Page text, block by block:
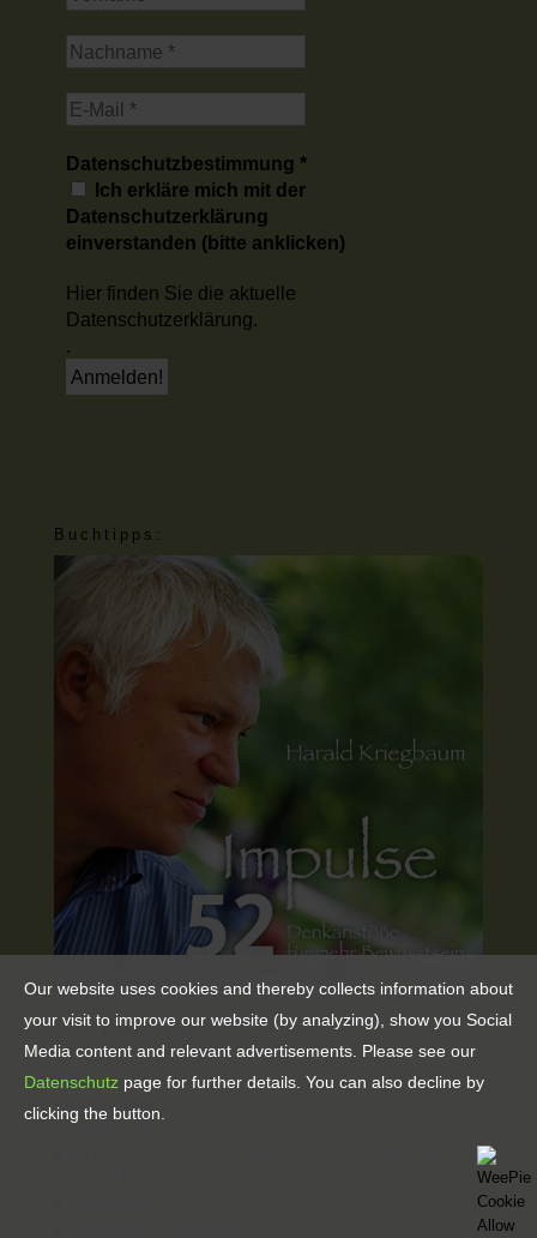
Datenschutzbestimmung *
Ich erkläre mich mit der
Datenschutzerklärung
einverstanden (bitte anklicken)
Hier finden Sie die aktuelle
Datenschutzerklärung.
.
Buchtipps:
Aktuelles
Info Ausbildung Integralen Systemischen Coach /
Familienaufsteller(in)
Ich Möchte Dich So Gerne Lieben – Über Die Schwierige Liebe
Our website uses cookies and thereby collects information about
your visit to improve our website (by analyzing), show you Social
Media content and relevant advertisements. Please see our
Datenschutz page for further details. You can also decline by
clicking the button.